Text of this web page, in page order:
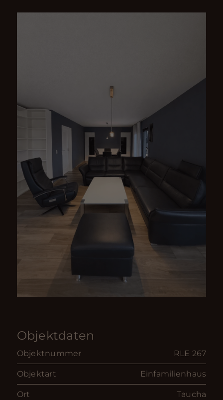
Objektdaten
Objektnummer RLE 267
Objektart Einfamilienhaus
Ort Taucha